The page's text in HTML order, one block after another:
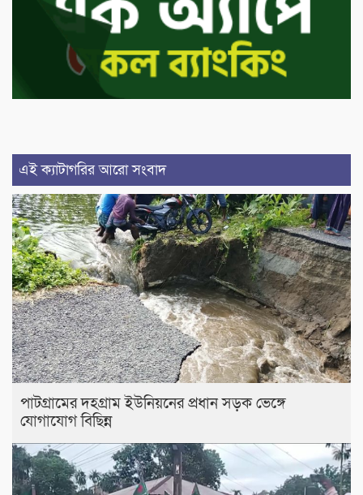
এই ক্যাটাগরির আরো সংবাদ
পাটগ্রামের দহগ্রাম ইউনিয়নের প্রধান সড়ক ভেঙ্গে
যোগাযোগ বিছিন্ন